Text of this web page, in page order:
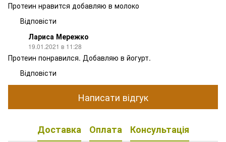
Протеин нравится добавляю в молоко
Відповісти
Лариса Мережко
19.01.2021 в 11:28
Протеин понравился. Добавляю в йогурт.
Відповісти
Написати відгук
Доставка Оплата Консультація